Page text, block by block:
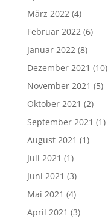
März 2022(4)
Februar 2022(6)
Januar 2022(8)
Dezember 2021 (10)
November 2021 (5)
Oktober 2021 (2)
September 2021 (1)
August 2021 (1)
Juli 2021 (1)
Juni 2021 (3)
Mai 2021 (4)
April 2021 (3)